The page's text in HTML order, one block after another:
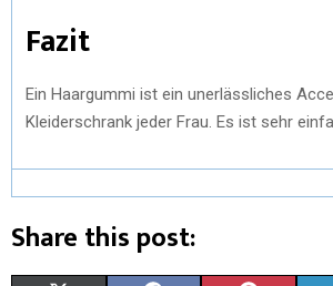
Fazit
Ein Haargummi ist ein unerlässliches
Kleiderschrank jeder Frau. Es ist sehr
Share this post: